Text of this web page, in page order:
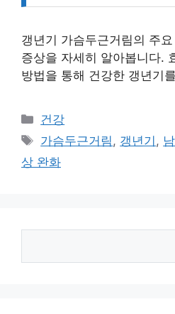
갱년기 가슴두근거림의 주
증상을 자세히 알아봅니다.
방법을 통해 건강한 갱년기
카
테
리
건강
태
그
가슴두근거림, 갱년기 ,
상 완화